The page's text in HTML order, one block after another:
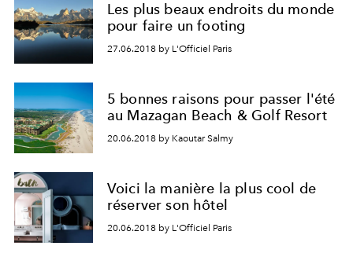
Les plus beaux endroits du monde
pour faire un footing
27.06.2018 by L'Officiel Paris
5 bonnes raisons pour passer l'été
au Mazagan Beach & Golf Resort
20.06.2018 by Kaoutar Salmy
Voici la manière la plus cool de
réserver son hôtel
20.06.2018 by L'Officiel Paris